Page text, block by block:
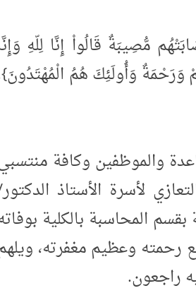
مُّصِيبَةٌ قَالُواْ إِنَّا لِلّهِ وَإِنَّا
وَأُولَئِكَ هُمُ الْمُهْتَدُونَ}.
والموظفين وكافة منتسبي
لأسرة الأستاذ الدكتور/
المحاسبة بالكلية بوفاته
رحمته وعظيم مغفرته، ويلهم
راجعون.